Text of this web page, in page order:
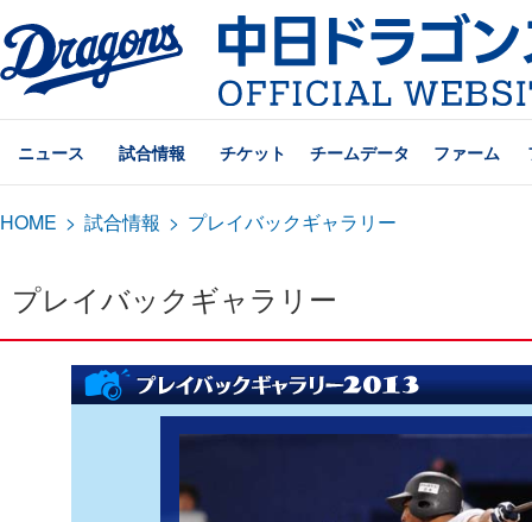
ニュース 試合情報 チケット チームデータ ファーム
HOME > 試合情報 > プレイバックギャラリー
プレイバックギャラリー